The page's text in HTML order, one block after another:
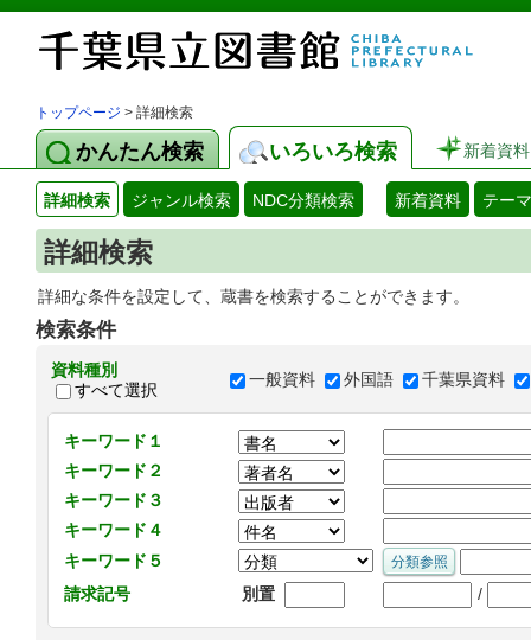
トップページ > 詳細検索
かんたん検索 いろいろ検索 新着資料
詳細検索 ジャンル検索 NDC分類検索 新着資料 テー
詳細検索
詳細な条件を設定して、蔵書を検索することができます。
検索条件
資料種別
すべて選択
一般資料 外国語 千葉県資料
キーワード１
キーワード２
キーワード３
キーワード４
キーワード５
請求記号
別置 /